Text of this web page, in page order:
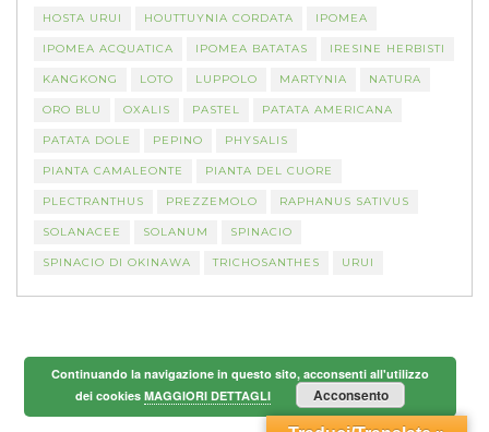
HOSTA URUI HOUTTUYNIA CORDATA IPOMEA
IPOMEA ACQUATICA IPOMEA BATATAS IRESINE HERBISTI
KANGKONG LOTO LUPPOLO MARTYNIA NATURA
ORO BLU OXALIS PASTEL PATATA AMERICANA
PATATA DOLE PEPINO PHYSALIS
PIANTA CAMALEONTE PIANTA DEL CUORE
PLECTRANTHUS PREZZEMOLO RAPHANUS SATIVUS
SOLANACEE SOLANUM SPINACIO
SPINACIO DI OKINAWA TRICHOSANTHES URUI
Continuando la navigazione in questo sito, acconsenti all'utilizzo
dei cookiesMAGGIORI DETTAGLI Acconsento